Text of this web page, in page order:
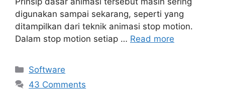
digunakan sampai sekarang, seperti yang
ditampilkan dari teknik animasi stop motion.
Dalam stop motion setiap … Read more
Categories
Software
43 Comments